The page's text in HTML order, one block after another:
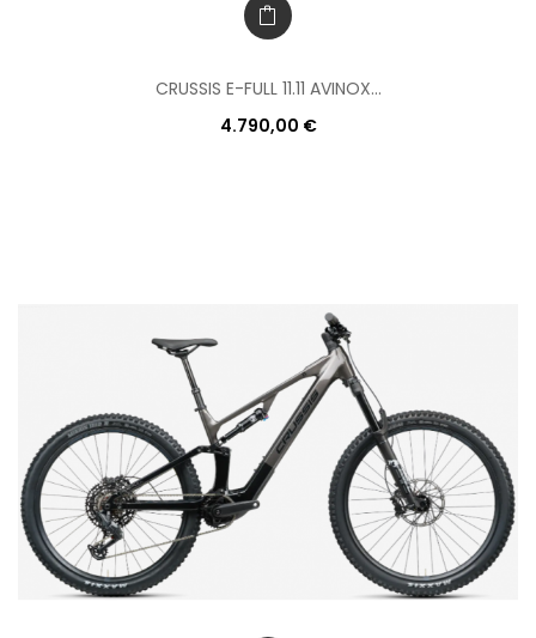
CRUSSIS E-FULL 11.11 AVINOX...
4.790,00 €